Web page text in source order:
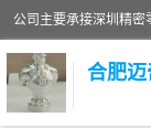
合肥迈